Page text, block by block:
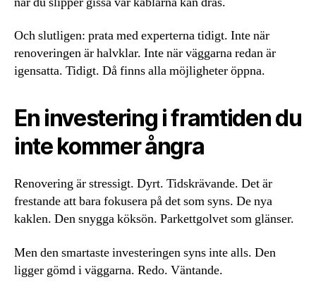
Och slutligen: prata med experterna tidigt. Inte när
renoveringen är halvklar. Inte när väggarna redan är
igensatta. Tidigt. Då finns alla möjligheter öppna.
En investering i framtiden du
inte kommer ångra
Renovering är stressigt. Dyrt. Tidskrävande. Det är
frestande att bara fokusera på det som syns. De nya
kaklen. Den snygga köksön. Parkettgolvet som glänser.
Men den smartaste investeringen syns inte alls. Den
ligger gömd i väggarna. Redo. Väntande.